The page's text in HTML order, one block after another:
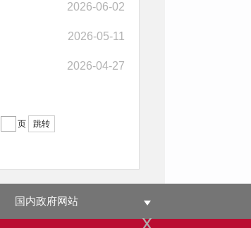
x
2026-06-02
2026-05-11
2026-04-27
页 跳转
国内政府网站